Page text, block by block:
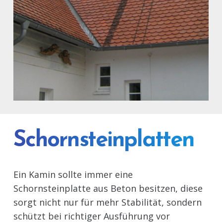
Schornstein einen modernen,
schlichten Eindruck, der Ruhe
ausstrahlt.
Schornsteinplatten
Ein Kamin sollte immer eine
Schornsteinplatte aus Beton besitzen, diese
sorgt nicht nur für mehr Stabilität, sondern
schützt bei richtiger Ausführung vor